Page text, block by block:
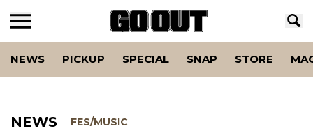
NEWS PICKUP SPECIAL SNAP STORE
NEWS FES/MUSIC